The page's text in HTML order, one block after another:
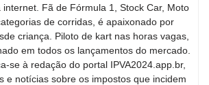
Fã de Fórmula 1, Stock Car, Moto
de corridas, é apaixonado por
criança. Piloto de kart nas horas vagas,
em todos os lançamentos do mercado.
se à redação do portal IPVA2024.app.br,
e notícias sobre os impostos que incidem